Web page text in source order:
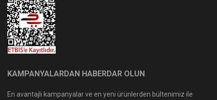
KAMPANYALARDAN HABERDAR OLUN
En avantajlı kampanyalar ve en yeni ürünlerden bültenimiz ile